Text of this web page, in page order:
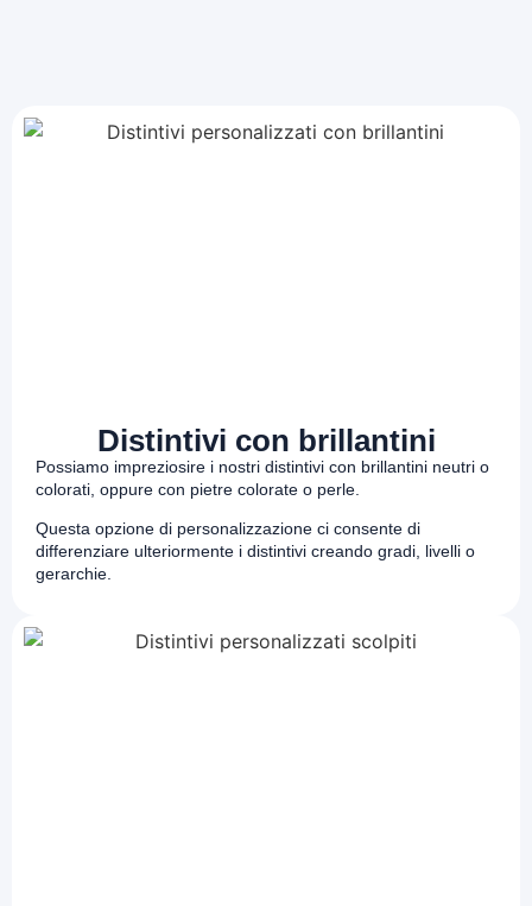
Distintivi con brillantini
Possiamo impreziosire i nostri distintivi con brillantini neutri o
colorati, oppure con pietre colorate o perle.
Questa opzione di personalizzazione ci consente di
differenziare ulteriormente i distintivi creando gradi, livelli o
gerarchie.